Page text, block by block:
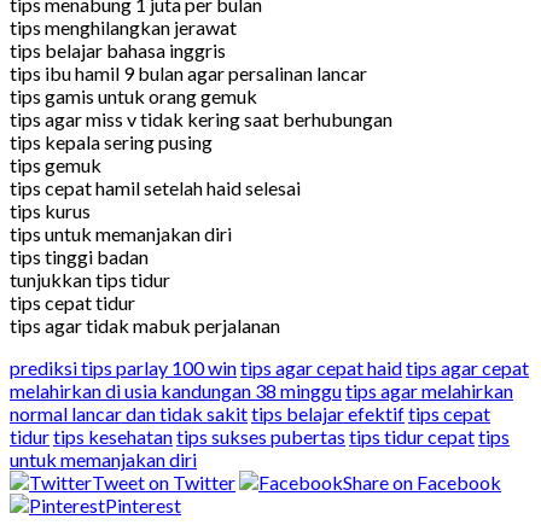
tips menghilangkan jerawat
tips belajar bahasa inggris
tips ibu hamil 9 bulan agar persalinan lancar
tips gamis untuk orang gemuk
tips agar miss v tidak kering saat berhubungan
tips kepala sering pusing
tips gemuk
tips cepat hamil setelah haid selesai
tips kurus
tips untuk memanjakan diri
tips tinggi badan
tunjukkan tips tidur
tips cepat tidur
tips agar tidak mabuk perjalanan
prediksi tips parlay 100 wintips agar cepat haidtips agar cepat
melahirkan di usia kandungan 38 minggutips agar melahirkan
normal lancar dan tidak sakittips belajar efektiftips cepat
tidurtips kesehatantips sukses pubertas tips tidur cepattips
untuk memanjakan diri
Tweet on Twitter
Share on Facebook
Pinterest